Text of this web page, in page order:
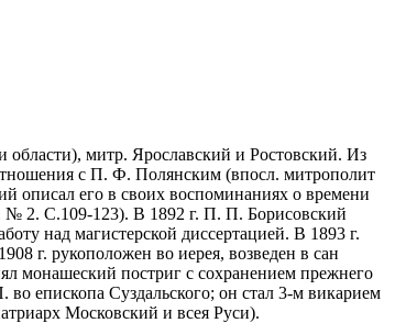
области), митр. Ярославский и Ростовский. Из
с П. Ф. Полянским (впосл. митрополит
описал его в своих воспоминаниях о времени
2. С.109-123). В 1892 г. П. П. Борисовский
над магистерской диссертацией. В 1893 г.
г. рукоположен во иерея, возведен в сан
монашеский постриг с сохранением прежнего
во епископа Суздальского; он стал 3-м викарием
Московский и всея Руси).